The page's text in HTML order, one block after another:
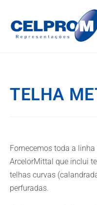
TELHA
Fornecemos toda a
ArcelorMittal que inclui
telhas curvas
perfuradas.